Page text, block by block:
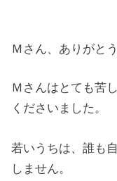
Ｍさん、ありがと
Ｍさんはとても苦
くださいました。
若いうちは、誰も
しません。